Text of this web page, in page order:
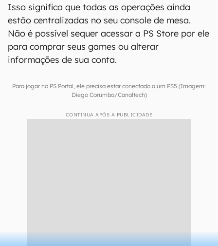
Isso significa que todas as operações ainda
estão centralizadas no seu console de mesa.
Não é possível sequer acessar a PS Store por ele
para comprar seus games ou alterar
informações de sua conta.
Para jogar no PS Portal, ele precisa estar conectado a um PS5 (Imagem:
Diego Corumba/Canaltech)
CONTINUA APÓS A PUBLICIDADE